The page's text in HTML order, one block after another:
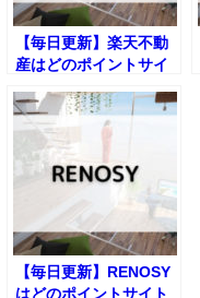
【毎日更新】楽天不動
産はどのポイントサイ
【毎日更新】RENOSY
はどのポイントサイト